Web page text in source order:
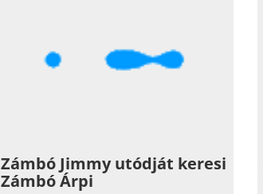
Zámbó Jimmy utódját keresi
Zámbó Árpi